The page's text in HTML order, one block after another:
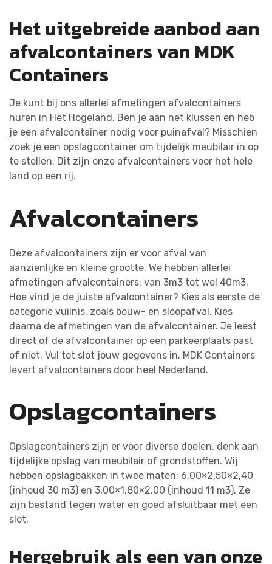
Het uitgebreide aanbod aan
afvalcontainers van MDK
Containers
Je kunt bij ons allerlei afmetingen afvalcontainers
huren in Het Hogeland. Ben je aan het klussen en heb
je een afvalcontainer nodig voor puinafval? Misschien
zoek je een opslagcontainer om tijdelijk meubilair in op
te stellen. Dit zijn onze afvalcontainers voor het hele
land op een rij.
Afvalcontainers
Deze afvalcontainers zijn er voor afval van
aanzienlijke en kleine grootte. We hebben allerlei
afmetingen afvalcontainers: van 3m3 tot wel 40m3.
Hoe vind je de juiste afvalcontainer? Kies als eerste de
categorie vuilnis, zoals bouw- en sloopafval. Kies
daarna de afmetingen van de afvalcontainer. Je leest
direct of de afvalcontainer op een parkeerplaats past
of niet. Vul tot slot jouw gegevens in. MDK Containers
levert afvalcontainers door heel Nederland.
Opslagcontainers
Opslagcontainers zijn er voor diverse doelen, denk aan
tijdelijke opslag van meubilair of grondstoffen. Wij
hebben opslagbakken in twee maten: 6,00×2,50×2,40
(inhoud 30 m3) en 3,00×1,80×2,00 (inhoud 11 m3). Ze
zijn bestand tegen water en goed afsluitbaar met een
slot.
Hergebruik als een van onze